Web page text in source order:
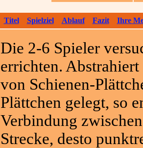
Titel Spielziel Ablauf Fazit
Ihre
Die 2-6 Spieler
errichten.
von Schienen-
Plättchen gelegt, so
Verbindung
Strecke, desto